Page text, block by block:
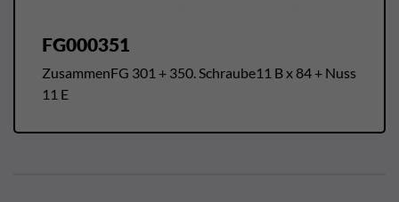
FG000351
ZusammenFG 301 + 350. Schraube11 B x 84 + Nuss
11 E